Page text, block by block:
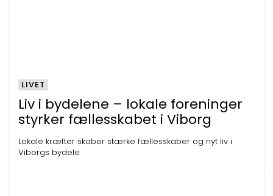
Liv i bydelene – lokale foreninger
styrker fællesskabet i Viborg
Lokale kræfter skaber stærke fællesskaber og nyt liv i
Viborgs bydele
LIVET